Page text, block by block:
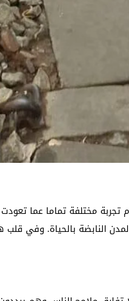
مختلفة تماما عما
النابضة بالحياة. وفي